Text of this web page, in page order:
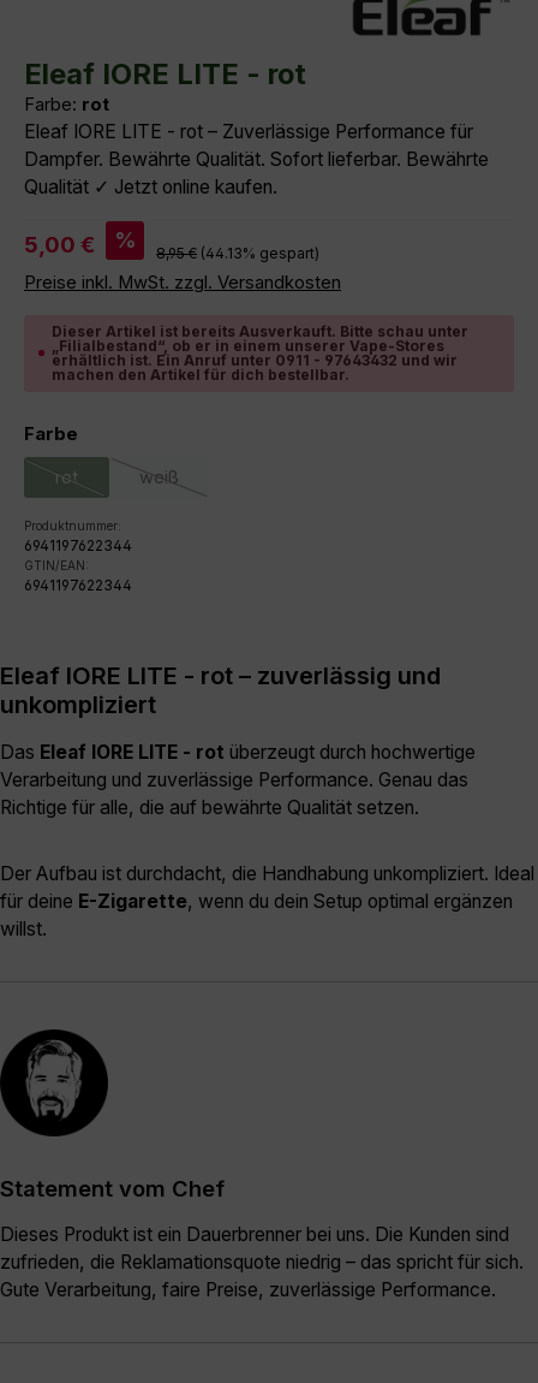
Durchschnittliche Bewertung von 0 von 5 Sternen
Eleaf IORE LITE - rot
Farbe: rot
Eleaf IORE LITE - rot – Zuverlässige Performance für
Dampfer. Bewährte Qualität. Sofort lieferbar. Bewährte
Qualität ✓ Jetzt online kaufen.
Verkaufspreis:
5,00 € % Regulärer Preis:
8,95 € (44.13% gespart)
Preise inkl. MwSt. zzgl. Versandkosten
Dieser Artikel ist bereits Ausverkauft. Bitte schau unter
„Filialbestand“, ob er in einem unserer Vape-Stores
erhältlich ist. Ein Anruf unter 0911 - 97643432 und wir
machen den Artikel für dich bestellbar.
Farbe
rot
(Diese Option ist zurzeit nicht verfügbar.)
weiß
(Diese Option ist zurzeit nicht verfügbar.)
Produktnummer:
6941197622344
GTIN/EAN:
6941197622344
Eleaf IORE LITE - rot – zuverlässig und
unkompliziert
Das Eleaf IORE LITE - rot überzeugt durch hochwertige
Verarbeitung und zuverlässige Performance. Genau das
Richtige für alle, die auf bewährte Qualität setzen.
Der Aufbau ist durchdacht, die Handhabung unkompliziert. Ideal
für deine E-Zigarette, wenn du dein Setup optimal ergänzen
willst.
Statement vom Chef
Dieses Produkt ist ein Dauerbrenner bei uns. Die Kunden sind
zufrieden, die Reklamationsquote niedrig – das spricht für sich.
Gute Verarbeitung, faire Preise, zuverlässige Performance.